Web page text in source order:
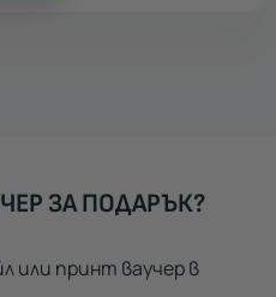
ЗА ПОДАРЪК?
или принт ваучер в